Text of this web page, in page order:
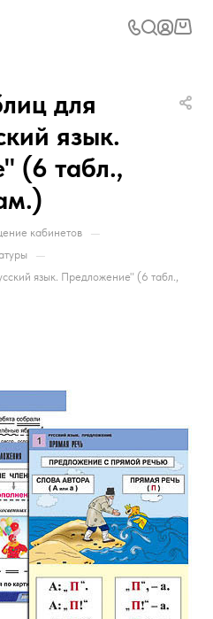
для
язык.
(6 табл.,
кабинетов —
—
язык. Предложение" (6 табл.,